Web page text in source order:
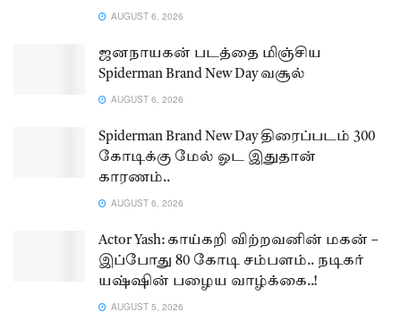
AUGUST 6, 2026
ஜனநாயகன் படத்தை மிஞ்சிய
Spiderman Brand New Day வசூல்
AUGUST 6, 2026
Spiderman Brand New Day திரைப்படம் 300
கோடிக்கு மேல் ஓட இதுதான்
காரணம்..
AUGUST 6, 2026
Actor Yash: காய்கறி விற்றவனின் மகன் –
இப்போது 80 கோடி சம்பளம்.. நடிகர்
யஷ்ஷின் பழைய வாழ்க்கை..!
AUGUST 5, 2026